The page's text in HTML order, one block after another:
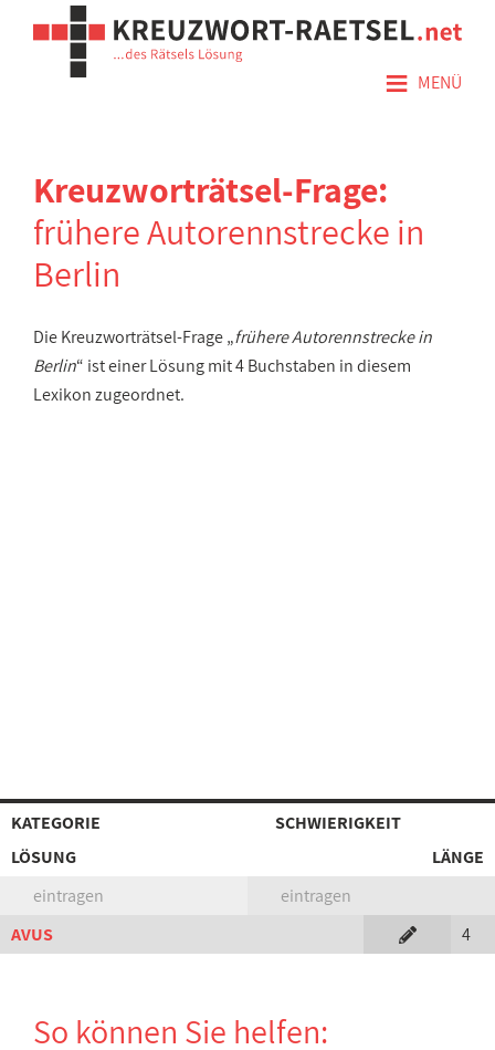
≡ MENÜ
Kreuzworträtsel-Frage:
frühere Autorennstrecke in
Berlin
Die Kreuzworträtsel-Frage „frühere Autorennstrecke in
Berlin“ ist einer Lösung mit 4 Buchstaben in diesem
Lexikon zugeordnet.
KATEGORIE
SCHWIERIGKEIT
LÖSUNG
LÄNGE
eintragen
eintragen
AVUS
4
So können Sie helfen: